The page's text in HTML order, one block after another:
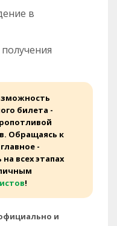
в
билета -
Обращаясь к
-
всех этапах
!
и